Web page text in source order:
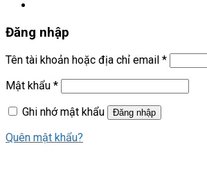
Đăng nhập
Tên tài khoản hoặc địa chỉ email *
Mật khẩu *
Ghi nhớ mật khẩu
Đăng nhập
Quên mật khẩu?